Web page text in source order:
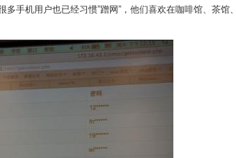
手机用户也已经习惯”蹭网”，他们喜欢在咖啡馆、茶馆